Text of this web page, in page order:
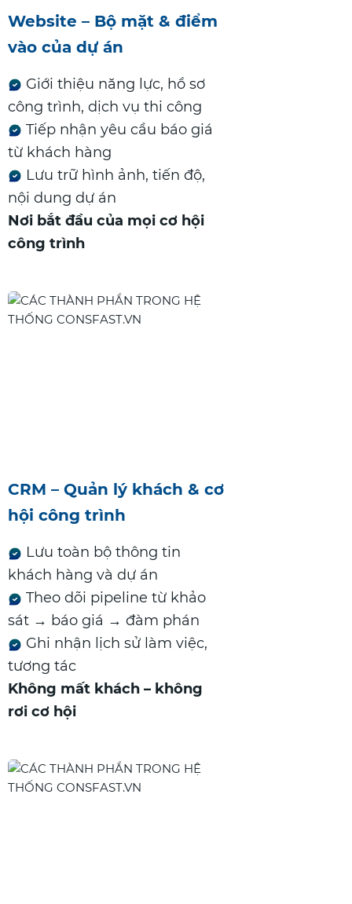
Website – Bộ mặt & điểm
vào của dự án
Giới thiệu năng lực, hồ sơ
công trình, dịch vụ thi công
Tiếp nhận yêu cầu báo giá
từ khách hàng
Lưu trữ hình ảnh, tiến độ,
nội dung dự án
Nơi bắt đầu của mọi cơ hội
công trình
CRM – Quản lý khách & cơ
hội công trình
Lưu toàn bộ thông tin
khách hàng và dự án
Theo dõi pipeline từ khảo
sát → báo giá → đàm phán
Ghi nhận lịch sử làm việc,
tương tác
Không mất khách – không
rơi cơ hội